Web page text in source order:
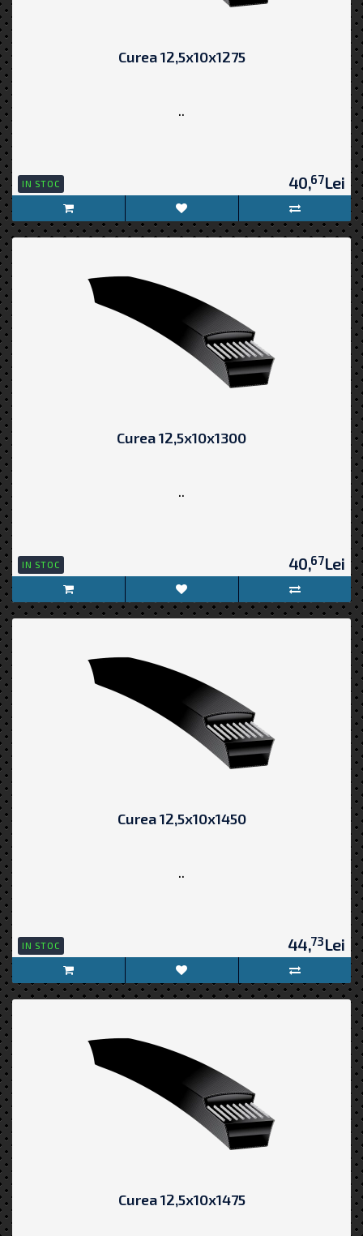
Curea 12,5x10x1275
..
IN STOC 40,67Lei
Curea 12,5x10x1300
..
IN STOC 40,67Lei
Curea 12,5x10x1450
..
IN STOC 44,73Lei
Curea 12,5x10x1475